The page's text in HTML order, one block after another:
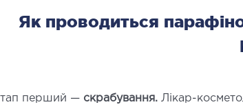
Як проводиться
перший — скрабування. Лікар-